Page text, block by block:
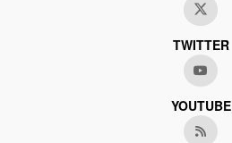
TWITTER
YOUTUBE